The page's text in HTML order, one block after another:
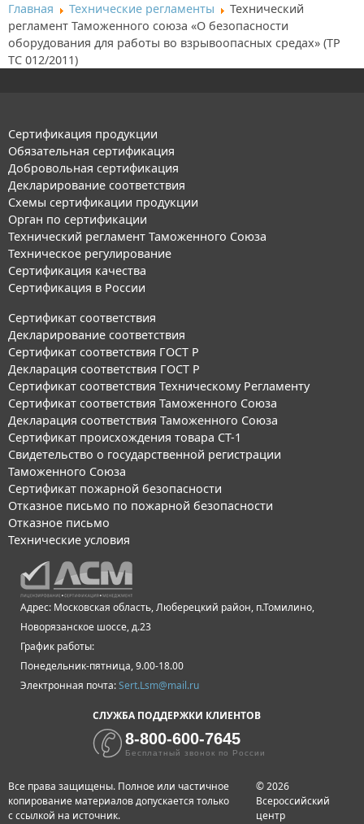
Главная Технические регламенты
Технический
регламент Таможенного союза «О безопасности
оборудования для работы во взрывоопасных средах» (ТР
ТС 012/2011)
Сертификация продукции
Обязательная сертификация
Добровольная сертификация
Декларирование соответствия
Схемы сертификации продукции
Орган по сертификации
Технический регламент Таможенного Союза
Техническое регулирование
Сертификация качества
Сертификация в России
Сертификат соответствия
Декларирование соответствия
Сертификат соответствия ГОСТ Р
Декларация соответствия ГОСТ Р
Сертификат соответствия Техническому Регламенту
Сертификат соответствия Таможенного Союза
Декларация соответствия Таможенного Союза
Сертификат происхождения товара СТ-1
Свидетельство о государственной регистрации
Таможенного Союза
Сертификат пожарной безопасности
Отказное письмо по пожарной безопасности
Отказное письмо
Технические условия
Адрес: Московская область, Люберецкий район, п.Томилино,
Новорязанское шоссе, д.23
График работы:
Понедельник-пятница, 9.00-18.00
Электронная почта:Sert.Lsm@mail.ru
СЛУЖБА ПОДДЕРЖКИ КЛИЕНТОВ
8-800-600-7645
Бесплатный звонок по России
Все права защищены. Полное или частичное
копирование материалов допускается только
с ссылкой на источник.
© 2026
Всероссийский
центр